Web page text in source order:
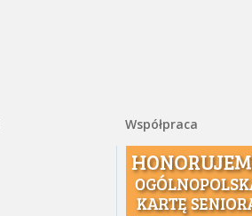
Współpraca